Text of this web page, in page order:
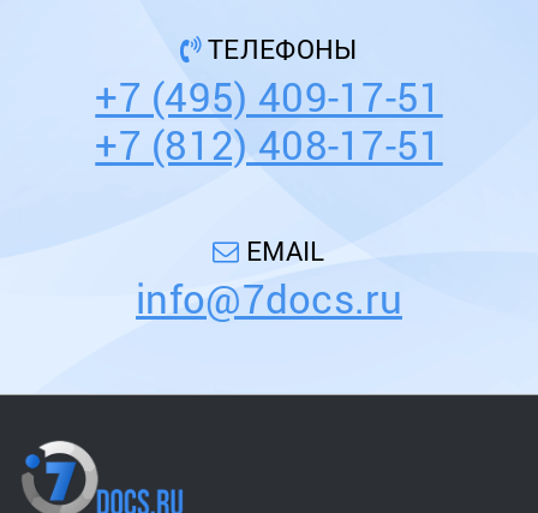
ТЕЛЕФОНЫ
+7 (495) 409-17-51
+7 (812) 408-17-51
EMAIL
info@7docs.ru